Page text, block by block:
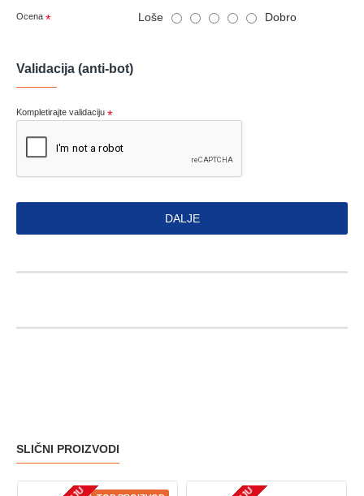
Ocena Loše Dobro
Validacija (anti-bot)
Kompletirajte validaciju
DALJE
SLIČNI PROIZVODI